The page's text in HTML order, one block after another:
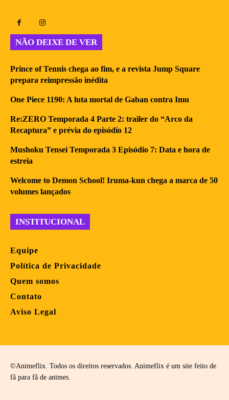
NÃO DEIXE DE VER
Prince of Tennis chega ao fim, e a revista Jump Square
prepara reimpressão inédita
One Piece 1190: A luta mortal de Gaban contra Imu
Re:ZERO Temporada 4 Parte 2: trailer do “Arco da
Recaptura” e prévia do episódio 12
Mushoku Tensei Temporada 3 Episódio 7: Data e hora de
estreia
Welcome to Demon School! Iruma-kun chega a marca de 50
volumes lançados
INSTITUCIONAL
Equipe
Política de Privacidade
Quem somos
Contato
Aviso Legal
©Animeflix. Todos os direitos reservados. Animeflix é um site feito de
fã para fã de animes.